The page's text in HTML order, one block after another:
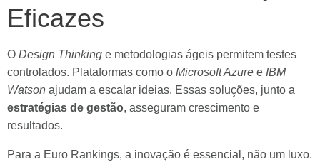
Eficazes
O Design Thinking e metodologias ágeis permitem testes
controlados. Plataformas como o Microsoft Azure e IBM
Watson ajudam a escalar ideias. Essas soluções, junto a
estratégias de gestão, asseguram crescimento e
resultados.
Para a Euro Rankings, a inovação é essencial, não um luxo.